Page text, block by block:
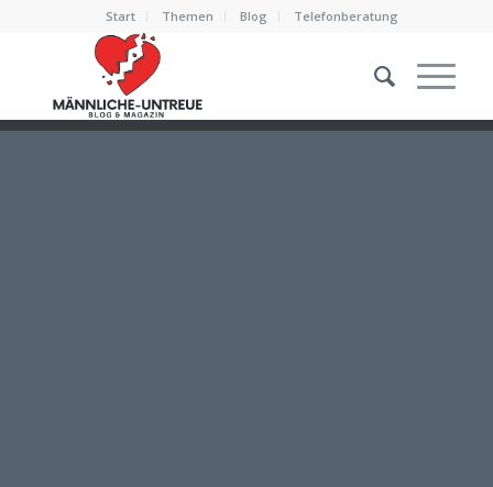
Start Themen Blog Telefonberatung